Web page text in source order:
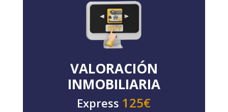
VALORACIÓN
INMOBILIARIA
Express 125€